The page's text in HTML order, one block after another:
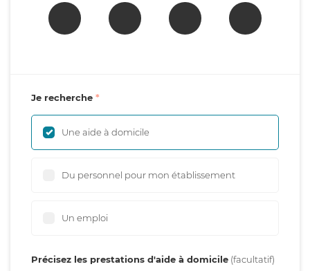
Je recherche
Une aide à domicile
Du personnel pour mon établissement
Un emploi
Précisez les prestations d'aide à domicile